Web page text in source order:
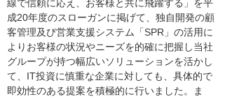
線で信頼に応え、お客様と共に飛躍する」を平
成20年度のスローガンに掲げて、独自開発の顧
客管理及び営業支援システム「SPR」の活用に
よりお客様の状況やニーズを的確に把握し当社
グループが持つ幅広いソリューションを活かし
て、IT投資に慎重な企業に対しても、具体的で
即効性のある提案を積極的に行いました。ま